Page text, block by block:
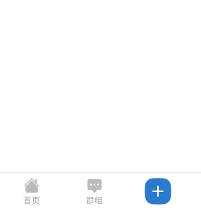
首页 群组